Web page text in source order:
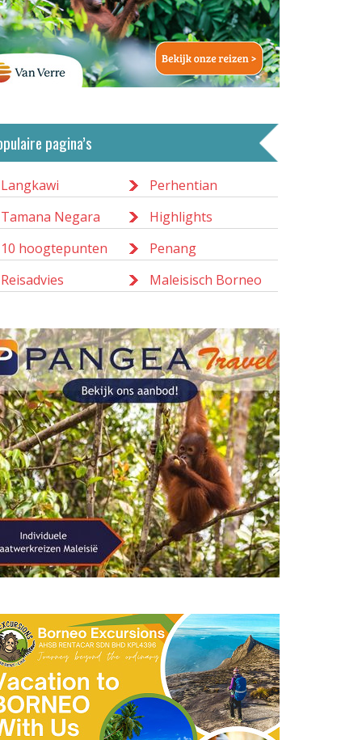
pagina’s
Langkawi
Perhentian
Tamana Negara
Highlights
10 hoogtepunten
Penang
Reisadvies
Maleisisch Borneo